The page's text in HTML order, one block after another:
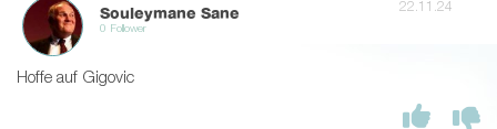
Souleymane Sane
0 Follower
22.11.24
Hoffe auf Gigovic